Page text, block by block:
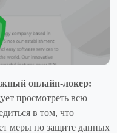
онлайн-локер:
просмотреть всю
в том, что
меры по защите данных